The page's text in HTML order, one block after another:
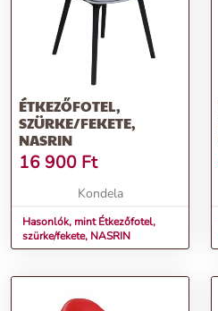
ÉTKEZŐFOTEL,
SZÜRKE/FEKETE,
NASRIN
16 900 Ft
Kondela
Hasonlók, mint Étkezőfotel,
szürke/fekete, NASRIN